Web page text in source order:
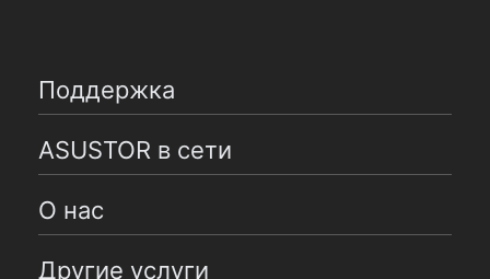
Поддержка
ASUSTOR в сети
О нас
Другие услуги